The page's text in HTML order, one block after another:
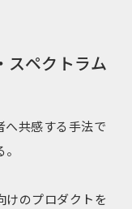
スペクトラム
へ共感する手法で
けのプロダクトを